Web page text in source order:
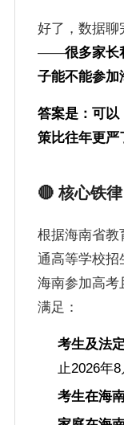
好了，数据聊
——很多家长
子能不能参加
答案是：可以
策比往年更严
🔴 核心铁
根据海南省教
通高等学校招
海南参加高考
满足：
考生及法
止2026年8
考生在海